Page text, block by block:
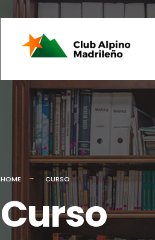
HOME CURSO
Curso